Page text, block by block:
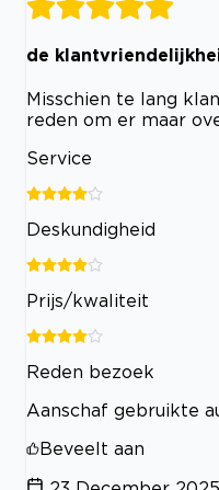
de
Misschien te lang
reden om er maar
Service
Deskundigheid
Prijs/kwaliteit
Reden bezoek
Aanschaf gebruikte
Beveelt aan